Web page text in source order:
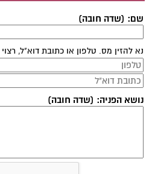
שם: (שדה חובה)
נא להזין מס. טלפון או כתובת דוא"ל,
נושא הפניה: (שדה חובה)